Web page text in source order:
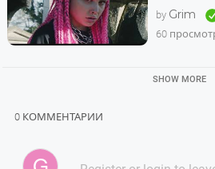
by Grim
60
SHOW MORE
0 КОММЕНТАРИИ